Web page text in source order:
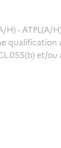
- ATPL(A/H)
et/